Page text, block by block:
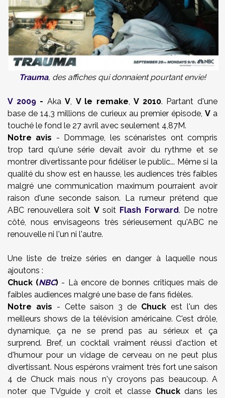
Trauma, des affiches qui donnaient pourtant envie!
V 2009- AkaV, V le remake,V 2010. Partant d'une
base de 14,3 millions de curieux au premier épisode, Va
touché le fond le 27 avril avec seulement 4,87M.
Notre avis - Dommage, les scénaristes ont compris
trop tard qu'une série devait avoir du rythme et se
montrer divertissante pour fidéliser le public... Même si la
qualité du show est en hausse, les audiences très faibles
malgré une communication maximum pourraient avoir
raison d'une seconde saison. La rumeur prétend que
ABC renouvellera soit V soit Flash Forward. De notre
côté, nous envisageons très sérieusement qu'ABC ne
renouvelle ni l'un ni l'autre.
Une liste de treize séries en danger à laquelle nous
ajoutons :
Chuck (NBC) - Là encore de bonnes critiques mais de
faibles audiences malgré une base de fans fidèles.
Notre avis - Cette saison 3 de Chuck est l'un des
meilleurs shows de la télévision américaine. C'est drôle,
dynamique, ça ne se prend pas au sérieux et ça
surprend. Bref, un cocktail vraiment réussi d'action et
d'humour pour un vidage de cerveau on ne peut plus
divertissant. Nous espérons vraiment très fort une saison
4 de Chuck mais nous n'y croyons pas beaucoup. A
noter que TVguide y croit et classe Chuckdans les